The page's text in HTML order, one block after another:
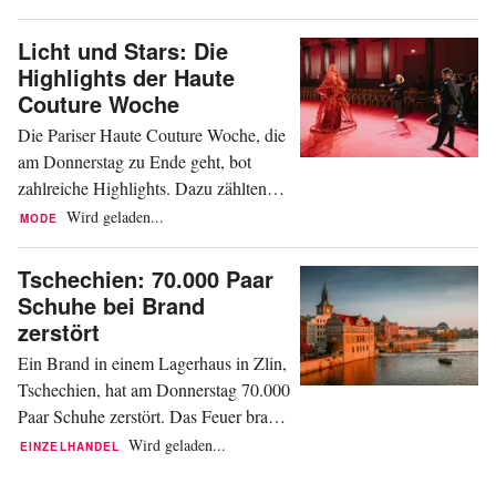
Kollektion in Schwarz- und
Cremetönen. Die Show war auch eine
Hommage an den langjährigen
Couturier Karl Lagerfeld. Die Show
fand in Rom statt, wo Fendi 1925
gegründet wurde. Unter...
Licht und Stars: Die
Highlights der Haute
Couture Woche
Die Pariser Haute Couture Woche, die
am Donnerstag zu Ende geht, bot
zahlreiche Highlights. Dazu zählten
leuchtende Minikleider, vollständig
Anwesenheit von Stars wie Bad
Bunny oder Pedro Pascal. Hier sind
fünf der bemerkenswertesten
Momente. Ein Kleid aus Licht Die
niederländische Designerin Iris Van
Herpen präsentierte...
MODE Wird geladen...
Tschechien: 70.000 Paar
Schuhe bei Brand
zerstört
Ein Brand in einem Lagerhaus in Zlin,
Tschechien, hat am Donnerstag 70.000
Paar Schuhe zerstört. Das Feuer brach
auf dem Gelände des ehemaligen
EINZELHANDEL Wird geladen...